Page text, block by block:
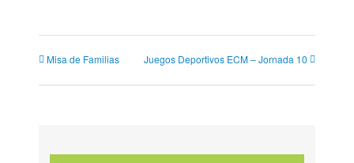
Misa de Familias Juegos Deportivos ECM – Jornada 10